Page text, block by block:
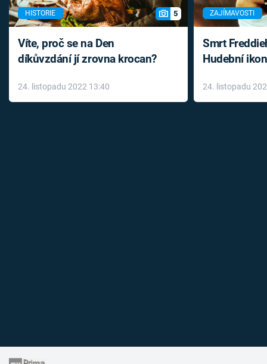
HISTORIE 5
Víte, proč se na Den
díkůvzdání jí zrovna krocan?
24. listopadu 2022 13:40
ZAJÍMAVOSTI
Smrt
Hudební
léky
24. listopadu